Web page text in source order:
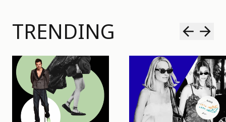
TRENDING